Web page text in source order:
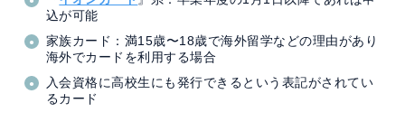
込が可能
家族カード：満15歳〜18歳で海外留学などの理由があり
海外でカードを利用する場合
入会資格に高校生にも発行できるという表記がされてい
るカード